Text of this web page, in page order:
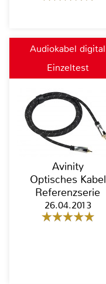
Audiokabel digital
Einzeltest
Avinity
Optisches Kabel
Referenzserie
26.04.2013